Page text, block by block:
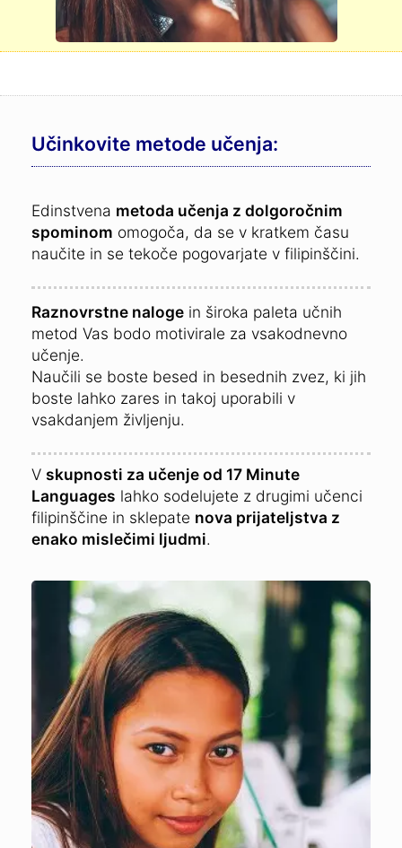
Učinkovite metode učenja:
Edinstvena metoda učenja z dolgoročnim
spominom omogoča, da se v kratkem času
naučite in se tekoče pogovarjate v filipinščini.
Raznovrstne naloge in široka paleta učnih
metod Vas bodo motivirale za vsakodnevno
učenje.
Naučili se boste besed in besednih zvez, ki jih
boste lahko zares in takoj uporabili v
vsakdanjem življenju.
V skupnosti za učenje od 17 Minute
Languages lahko sodelujete z drugimi učenci
filipinščine in sklepate nova prijateljstva z
enako mislečimi ljudmi.